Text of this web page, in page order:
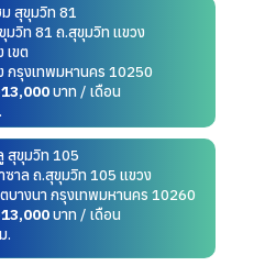
ม สุขุมวิท 81
มวิท 81 ถ.สุขุมวิท แขวง
เขต
กรุงเทพมหานคร 10250
บาท / เดือน
สุขุมวิท 105
ซาล ถ.สุขุมวิท 105 แขวง
ตบางนา กรุงเทพมหานคร 10260
บาท / เดือน
.